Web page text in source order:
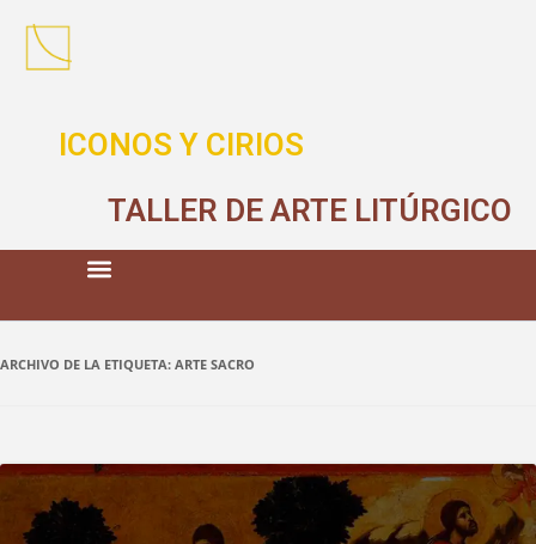
ICONOS Y CIRIOS
TALLER DE ARTE LITÚRGICO
ARCHIVO DE LA ETIQUETA: ARTE SACRO